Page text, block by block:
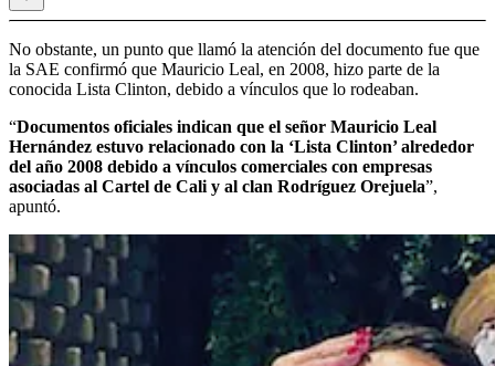
No obstante, un punto que llamó la atención del documento fue que
la SAE confirmó que Mauricio Leal, en 2008, hizo parte de la
conocida Lista Clinton, debido a vínculos que lo rodeaban.
“Documentos oficiales indican que el señor Mauricio Leal
Hernández estuvo relacionado con la ‘Lista Clinton’ alrededor
del año 2008 debido a vínculos comerciales con empresas
asociadas al Cartel de Cali y al clan Rodríguez Orejuela”,
apuntó.